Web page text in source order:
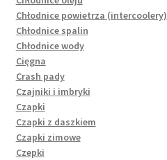
Chłodnice powietrza (intercoolery)
Chłodnice spalin
Chłodnice wody
Cięgna
Crash pady
Czajniki i imbryki
Czapki
Czapki z daszkiem
Czapki zimowe
Czepki